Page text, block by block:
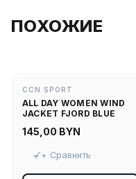
ПОХОЖИЕ
CCN SPORT
ALL DAY WOMEN WIND
JACKET FJORD BLUE
145,00 BYN
+ Сравнить